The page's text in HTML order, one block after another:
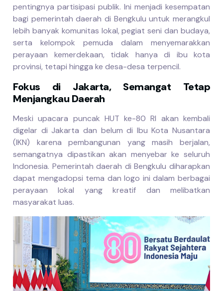
pentingnya partisipasi publik. Ini menjadi kesempatan
bagi pemerintah daerah di Bengkulu untuk merangkul
lebih banyak komunitas lokal, pegiat seni dan budaya,
serta kelompok pemuda dalam menyemarakkan
perayaan kemerdekaan, tidak hanya di ibu kota
provinsi, tetapi hingga ke desa-desa terpencil.
Fokus di Jakarta, Semangat Tetap
Menjangkau Daerah
Meski upacara puncak HUT ke-80 RI akan kembali
digelar di Jakarta dan belum di Ibu Kota Nusantara
(IKN) karena pembangunan yang masih berjalan,
semangatnya dipastikan akan menyebar ke seluruh
Indonesia. Pemerintah daerah di Bengkulu diharapkan
dapat mengadopsi tema dan logo ini dalam berbagai
perayaan lokal yang kreatif dan melibatkan
masyarakat luas.